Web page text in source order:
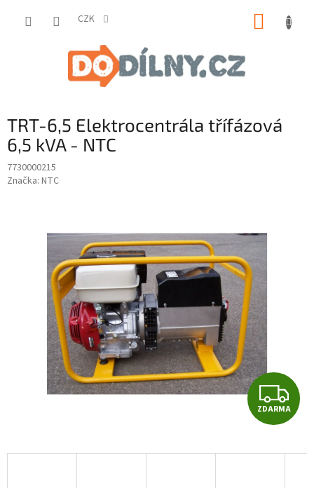
CZK
TRT-6,5 Elektrocentrála třífázová
6,5 kVA - NTC
7730000215
Značka: NTC
Z
D
A
ZDARMA